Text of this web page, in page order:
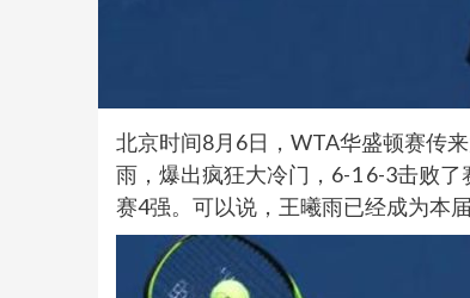
北京时间8月6日，WTA华盛顿赛传
雨，爆出疯狂大冷门，6-1 6-3击败
赛4强。可以说，王曦雨已经成为本